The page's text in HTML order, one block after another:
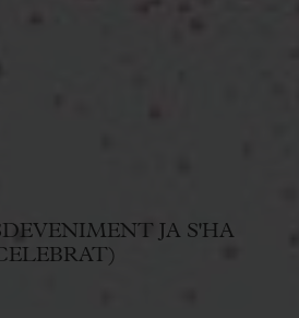
JA S'HA